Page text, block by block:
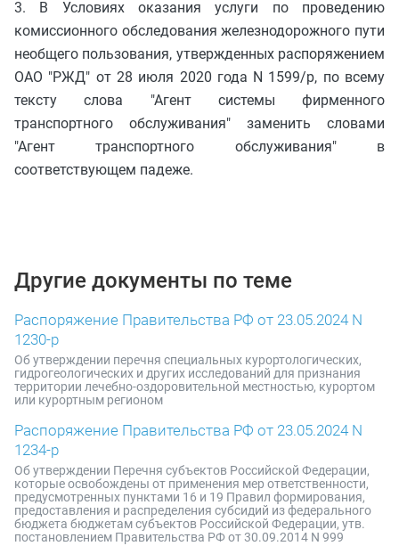
3. В Условиях оказания услуги по проведению
комиссионного обследования железнодорожного пути
необщего пользования, утвержденных распоряжением
ОАО "РЖД" от 28 июля 2020 года N 1599/р, по всему
тексту слова "Агент системы фирменного
транспортного обслуживания" заменить словами
"Агент транспортного обслуживания" в
соответствующем падеже.
Другие документы по теме
Распоряжение Правительства РФ от 23.05.2024 N
1230-р
Об утверждении перечня специальных курортологических,
гидрогеологических и других исследований для признания
территории лечебно-оздоровительной местностью, курортом
или курортным регионом
Распоряжение Правительства РФ от 23.05.2024 N
1234-р
Об утверждении Перечня субъектов Российской Федерации,
которые освобождены от применения мер ответственности,
предусмотренных пунктами 16 и 19 Правил формирования,
предоставления и распределения субсидий из федерального
бюджета бюджетам субъектов Российской Федерации, утв.
постановлением Правительства РФ от 30.09.2014 N 999